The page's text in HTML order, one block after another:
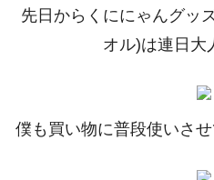
先日からくににゃんグッ
オル)は連日大
僕も買い物に普段使いさ